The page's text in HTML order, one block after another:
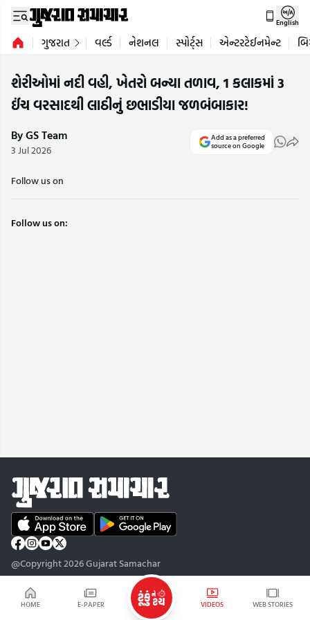
HOME E-PAPER VIDEOS WEB STORIES
English
ગુજરાત વર્લ્ડ નેશનલ સ્પોર્ટ્સ એન્ટરટેઈનમેન્ટ
શેરીઓમાં નદી વહી, ખેતરો બન્યા તળાવ, 1 કલાકમાં 3
ઈંચ વરસાદથી લાઠીનું છભાડીયા જળબંબાકાર!
By GS Team
3 Jul 2026
Add as a preferred
source on Google
Follow us on
Follow us on:
@Copyright 2026 Gujarat Samachar